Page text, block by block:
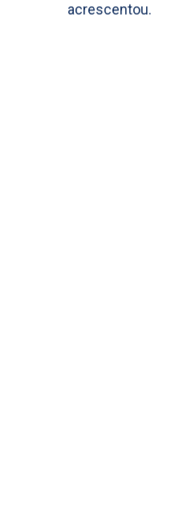
acrescentou.